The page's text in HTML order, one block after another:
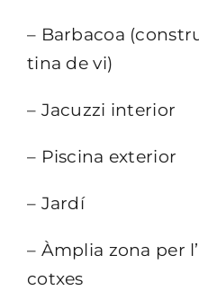
– Barbacoa
tina de vi)
– Jacuzzi interior
– Piscina exterior
– Jardí
– Àmplia zona per
cotxes